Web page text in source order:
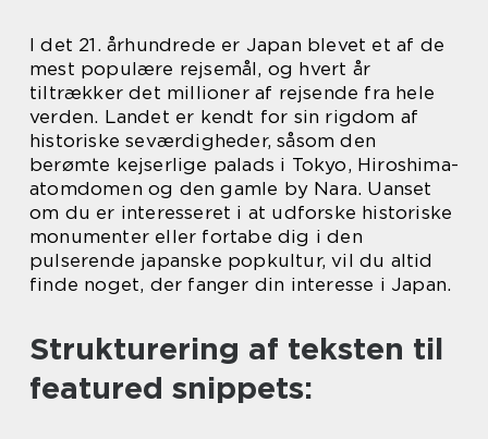
I det 21. århundrede er Japan blevet et af de
mest populære rejsemål, og hvert år
tiltrækker det millioner af rejsende fra hele
verden. Landet er kendt for sin rigdom af
historiske seværdigheder, såsom den
berømte kejserlige palads i Tokyo, Hiroshima-
atomdomen og den gamle by Nara. Uanset
om du er interesseret i at udforske historiske
monumenter eller fortabe dig i den
pulserende japanske popkultur, vil du altid
finde noget, der fanger din interesse i Japan.
Strukturering af teksten til
featured snippets: